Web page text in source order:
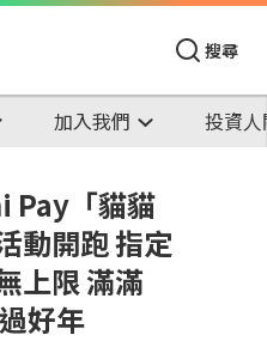
搜尋
加入我們 投資
Pay「貓貓
動開跑 指定
上限 滿滿
好年